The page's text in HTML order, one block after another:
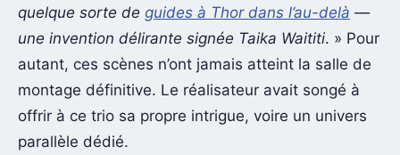
quelque sorte de guides à Thor dans l’au-delà —
une invention délirante signée Taika Waititi. » Pour
autant, ces scènes n’ont jamais atteint la salle de
montage définitive. Le réalisateur avait songé à
offrir à ce trio sa propre intrigue, voire un univers
parallèle dédié.